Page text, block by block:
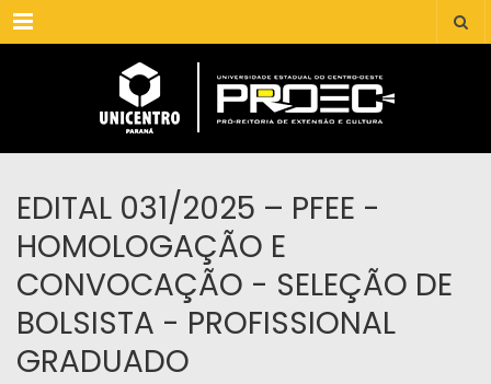
Menu
EDITAL 031/2025 – PFEE -
HOMOLOGAÇÃO E
CONVOCAÇÃO - SELEÇÃO DE
BOLSISTA - PROFISSIONAL
GRADUADO